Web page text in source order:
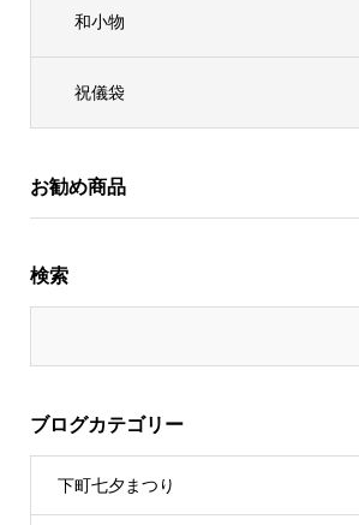
和小物
祝儀袋
お勧め商品
検索
ブログカテゴリー
下町七夕まつり